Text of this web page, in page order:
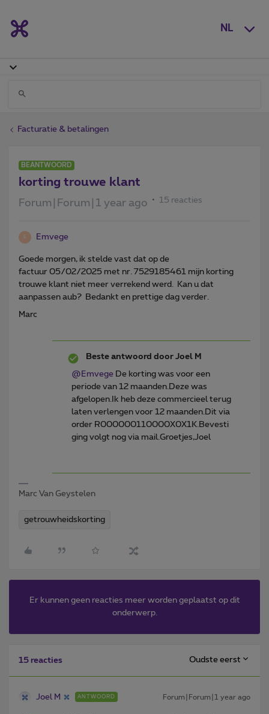
NL
Facturatie & betalingen
BEANTWOORD
korting trouwe klant
Forum|Forum|1 year ago 15 reacties
E Emvege
Goede morgen, ik stelde vast dat op de
factuur 05/02/2025 met nr. 7529185461 mijn korting
trouwe klant niet meer verrekend werd. Kan u dat
aanpassen aub? Bedankt en prettige dag verder.
Marc
Beste antwoord door Joel M
@Emvege De korting was voor een
periode van 12 maanden.Deze was
afgelopen.Ik heb deze commercieel terug
laten verlengen voor 12 maanden.Dit via
order R000000110000X0X1K.Bevesti
ging volgt nog via mail.Groetjes,Joel
Marc Van Geystelen
getrouwheidskorting
Er kunnen geen reacties meer worden geplaatst op dit
onderwerp.
15 reacties Oudste eerst
Joel M ANTWOORD Forum|Forum|1 year ago